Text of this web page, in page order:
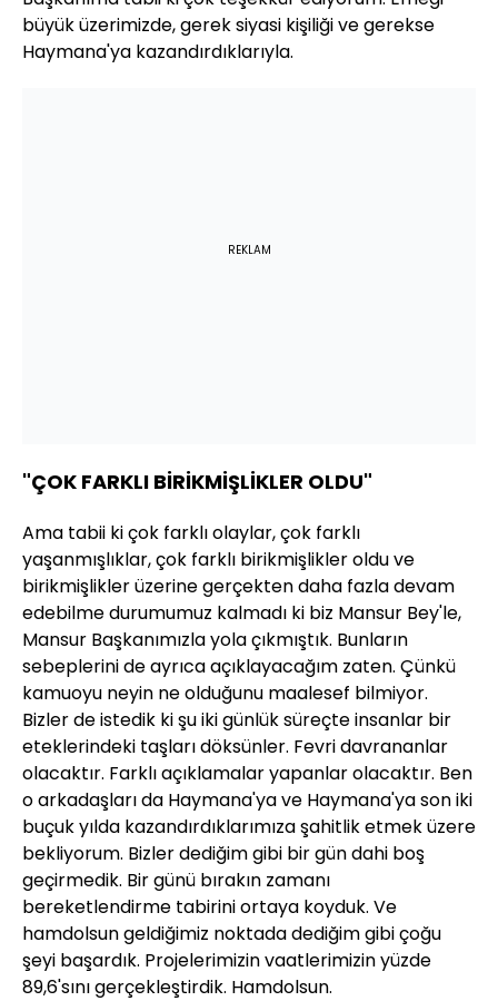
büyük üzerimizde, gerek siyasi kişiliği ve gerekse
Haymana'ya kazandırdıklarıyla.
REKLAM
"ÇOK FARKLI BİRİKMİŞLİKLER OLDU"
Ama tabii ki çok farklı olaylar, çok farklı
yaşanmışlıklar, çok farklı birikmişlikler oldu ve
birikmişlikler üzerine gerçekten daha fazla devam
edebilme durumumuz kalmadı ki biz Mansur Bey'le,
Mansur Başkanımızla yola çıkmıştık. Bunların
sebeplerini de ayrıca açıklayacağım zaten. Çünkü
kamuoyu neyin ne olduğunu maalesef bilmiyor.
Bizler de istedik ki şu iki günlük süreçte insanlar bir
eteklerindeki taşları döksünler. Fevri davrananlar
olacaktır. Farklı açıklamalar yapanlar olacaktır. Ben
o arkadaşları da Haymana'ya ve Haymana'ya son iki
buçuk yılda kazandırdıklarımıza şahitlik etmek üzere
bekliyorum. Bizler dediğim gibi bir gün dahi boş
geçirmedik. Bir günü bırakın zamanı
bereketlendirme tabirini ortaya koyduk. Ve
hamdolsun geldiğimiz noktada dediğim gibi çoğu
şeyi başardık. Projelerimizin vaatlerimizin yüzde
89,6'sını gerçekleştirdik. Hamdolsun.